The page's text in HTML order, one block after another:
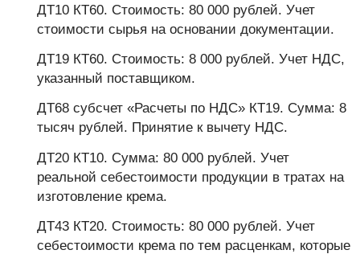
ДТ10 КТ60. Стоимость: 80 000 рублей. Учет
стоимости сырья на основании документации.
ДТ19 КТ60. Стоимость: 8 000 рублей. Учет НДС,
указанный поставщиком.
ДТ68 субсчет «Расчеты по НДС» КТ19. Сумма: 8
тысяч рублей. Принятие к вычету НДС.
ДТ20 КТ10. Сумма: 80 000 рублей. Учет
реальной себестоимости продукции в тратах на
изготовление крема.
ДТ43 КТ20. Стоимость: 80 000 рублей. Учет
себестоимости крема по тем расценкам, которые